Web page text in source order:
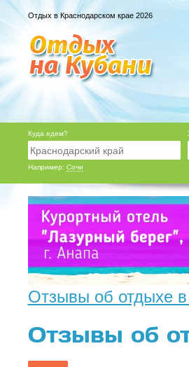
Отдых в Краснодарском крае 2026
Куда едем?
Например: Сочи
Отзывы об отдыхе
Отзывы об